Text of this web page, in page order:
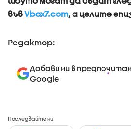
въвVbox7.com, а целите
Редактор:
Добави ни в
Google
Последвайте ни